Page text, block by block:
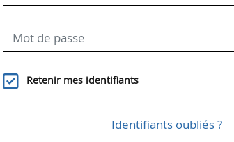
Retenir mes identifiants
Identifiants oubliés ?